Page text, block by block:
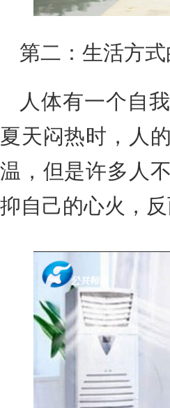
第二：生活方式
人体有一个自
夏天闷热时，人
温，但是许多人
抑自己的心火，